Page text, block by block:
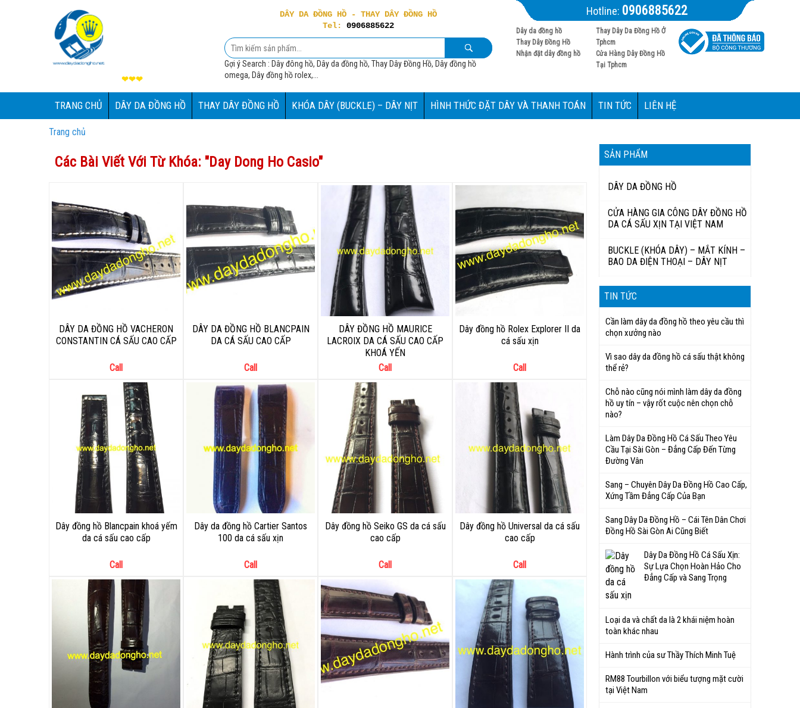
❤❤❤
DÂY DA ĐỒNG HỒ - THAY DÂY ĐỒNG HỒ
Tel: 0906885622
Gợi ý Search : Dây đông hồ, Dây da đồng hồ, Thay Dây Đồng Hồ, Dây đồng hồ
omega, Dây đồng hồ rolex,...
Hotline: 0906885622
Dây da đồng hồ
Thay Dây Đồng Hồ
Nhận đặt dây đồng hồ
Thay Dây Da Đồng Hồ Ở
Tphcm
Cửa Hàng Dây Đồng Hồ
Tại Tphcm
TRANG CHỦ DÂY DA ĐỒNG HỒ THAY DÂY ĐỒNG HỒ KHÓA DÂY (BUCKLE) – DÂY NỊT HÌNH THỨC ĐẶT DÂY VÀ THANH TOÁN TIN TỨC LIÊN HỆ
Trang chủ
Các Bài Viết Với Từ Khóa: "Day Dong Ho Casio"
DÂY DA ĐỒNG HỒ VACHERON
CONSTANTIN CÁ SẤU CAO CẤP
Call
DÂY DA ĐỒNG HỒ BLANCPAIN
DA CÁ SẤU CAO CẤP
Call
DÂY ĐỒNG HỒ MAURICE
LACROIX DA CÁ SẤU CAO CẤP
KHOÁ YẾN
Call
Dây đồng hồ Rolex Explorer II da
cá sấu xịn
Call
Dây đồng hồ Blancpain khoá yếm
da cá sấu cao cấp
Call
Dây da đồng hồ Cartier Santos
100 da cá sấu xịn
Call
Dây đồng hồ Seiko GS da cá sấu
cao cấp
Call
Dây đồng hồ Universal da cá sấu
cao cấp
Call
SẢN PHẨM
DÂY DA ĐỒNG HỒ
CỬA HÀNG GIA CÔNG DÂY ĐỒNG HỒ
DA CÁ SẤU XỊN TẠI VIỆT NAM
BUCKLE (KHÓA DÂY) – MẮT KÍNH –
BAO DA ĐIỆN THOẠI – DÂY NỊT
TIN TỨC
Cần làm dây da đồng hồ theo yêu cầu thì
chọn xưởng nào
Vì sao dây da đồng hồ cá sấu thật không
thể rẻ?
Chỗ nào cũng nói mình làm dây da đồng
hồ uy tín – vậy rốt cuộc nên chọn chỗ
nào?
Làm Dây Da Đồng Hồ Cá Sấu Theo Yêu
Cầu Tại Sài Gòn – Đẳng Cấp Đến Từng
Đường Vân
Sang – Chuyên Dây Da Đồng Hồ Cao Cấp,
Xứng Tầm Đẳng Cấp Của Bạn
Sang Dây Da Đồng Hồ – Cái Tên Dân Chơi
Đồng Hồ Sài Gòn Ai Cũng Biết
Dây Da Đồng Hồ Cá Sấu Xịn:
Sự Lựa Chọn Hoàn Hảo Cho
Đẳng Cấp và Sang Trọng
Loại da và chất da là 2 khái niệm hoàn
toàn khác nhau
Hành trình của sư Thầy Thích Minh Tuệ
RM88 Tourbillon với biểu tượng mặt cười
tại Việt Nam